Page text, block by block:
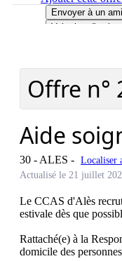
Envoyer à un ami
Voir plus
Offre n°
Aide
30 - ALES - Localiser
Actualisé le 21 juillet
Le CCAS d'Alès
estivale dès que
Rattaché(e) à la
domicile des